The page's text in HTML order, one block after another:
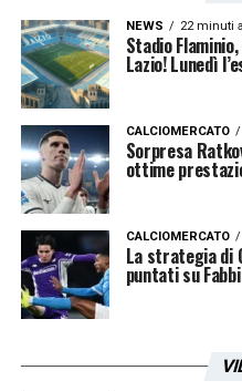
Serie A,
Con il completamento
2026-2027 si
aspettative. La
comeMonza
aumenterà
le squadre di lunga
di confermare il
campionato intenso
NEWS 22 minuti
Stadio
Lazio! Lunedì
CALCIOMERCATO
Sorpresa
ottime
CALCIOMERCATO
La strategia di
puntati su